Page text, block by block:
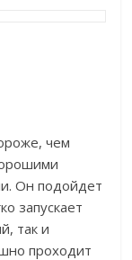
чем
Он подойдет
запускает
так и
проходит